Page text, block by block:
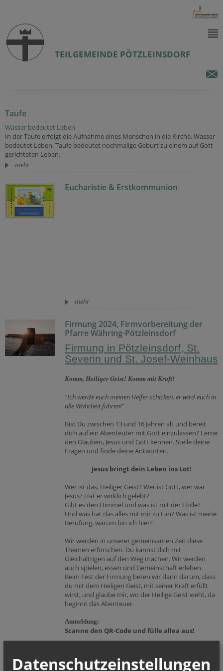
TEILGEMEINDE PÖTZLEINSDORF
Taufe
Wasser bedeutet Leben
In der Taufe erfolgt die Aufnahme eines Menschen in die Kirche. Wasser
bedeutet Leben, Taufe bedeutet nochmalige Geburt zu einem auf Gott
gerichteten Leben.
mehr
Eucharistie & Erstkommunion
mehr
Firmung 2024, Firmvorbereitung der
Pfarre Währing-Pötzleinsdorf
Firmung in Pötzleinsdorf, St.
Severin und St. Josef-Weinhaus
Komm, Heiliger Geist! Komm mit Kraft!
"Ich werde euch meinen Helfer schicken, er wird euch in
alle Wahrheit führen!"
Bist Du zwischen 13 und 16 Jahren alt und bereit
dich auf ein Abenteuter mit Gott einzulassen? Lerne
den Glauben, Jesus und Gott kennen. Stelle deine
Fragen und finde deine Antworten.
Jesus bringt dein Leben ins Lot!
Wer ist das, Heiliger Geist? Wer ist Gott, wer war
Jesus? Hat er wirklich gelebt?
Gibt es den Himmel und was ist mit der Hölle?
Und was hat das alles mit mir zu tun? Was ist meine
Berufung, warum bin ich hier?
Wir werden in unserer gemeinsamen Zeit diese
Themen erforschen. Du kannst dich mit
Gleichaltrigen auf den Weg machen. Wir werden
auch spielen, essen und Gemeinschaft erleben.
Beim Fest der Firmung beten wir dann darum, dass
du mit dem Heiligen Geist, mit seiner Kraft erfüllt
wirst, und glaube mir, wo der Heilige Geist weht, da
beginnt das Abenteuer.
Anmeldung:
Scanne den QR-Code und fülle allea aus!
Datenschutzeinstellungen